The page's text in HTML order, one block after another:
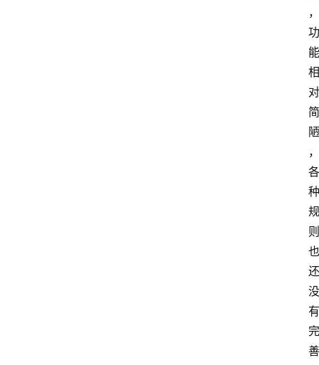
，
功
能
相
对
简
陋
，
各
种
规
则
也
还
没
有
完
善